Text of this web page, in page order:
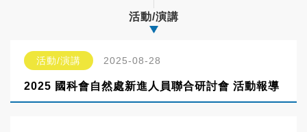
活動/演講
活動/演講 2025-08-28
2025 國科會自然處新進人員聯合研討會 活動報導